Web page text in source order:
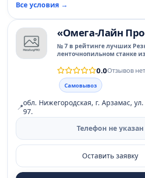
Все условия →
«Омега-Лайн
№ 7 в рейтинге лучших
ленточнопильном станке
0.0Отзывов нет
Самовывоз
📍обл. Нижегородская, г. Арзамас,
97.
Телефон не указан
Оставить заявку